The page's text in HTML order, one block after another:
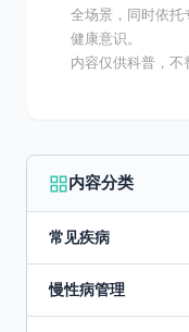
全场景，同时依托
健康意识。
内容仅供科普，不
内容分类
常见疾病
慢性病管理